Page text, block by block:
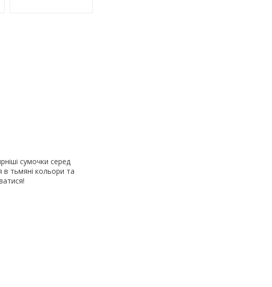
сумочки серед
тьмяні кольори та